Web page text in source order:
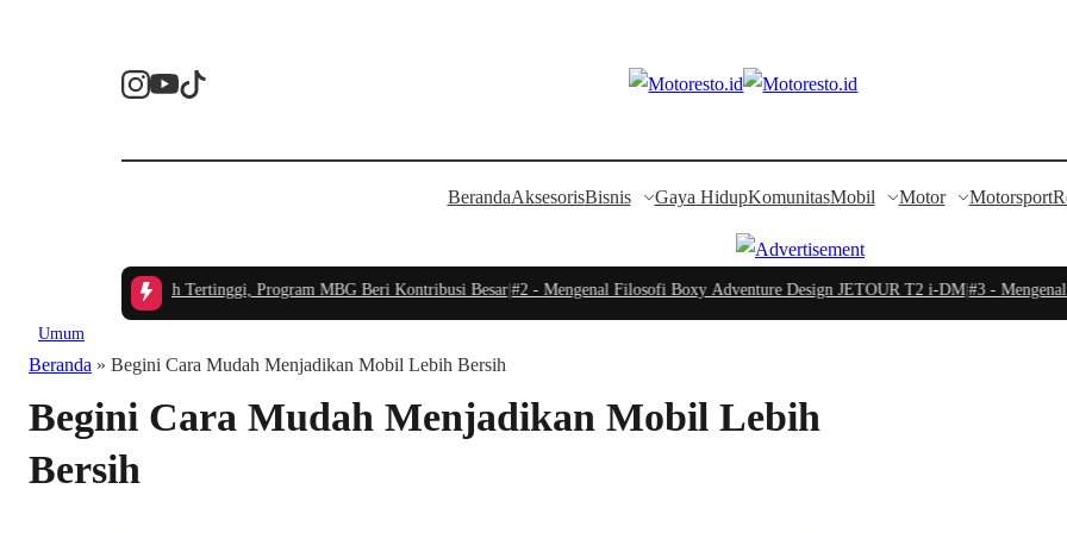
BerandaAksesorisBisnis Gaya HidupKomunitasMobil Motor Motorsport
New Carry Masih Tertinggi, Program MBG Beri Kontribusi Besar|#2 -Mengenal Filosofi Boxy Adventure Design JETOUR T2 i-DM|#3 -Mengenal
Umum
Beranda » Begini Cara Mudah Menjadikan Mobil Lebih Bersih
Begini Cara Mudah Menjadikan Mobil Lebih
Bersih